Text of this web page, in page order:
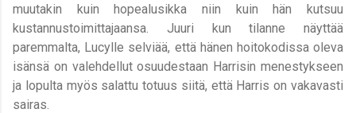
muutakin kuin hopealusikka niin kuin hän kutsuu
kustannustoimittajaansa. Juuri kun tilanne näyttää
paremmalta, Lucylle selviää, että hänen hoitokodissa oleva
isänsä on valehdellut osuudestaan Harrisin menestykseen
ja lopulta myös salattu totuus siitä, että Harris on vakavasti
sairas.